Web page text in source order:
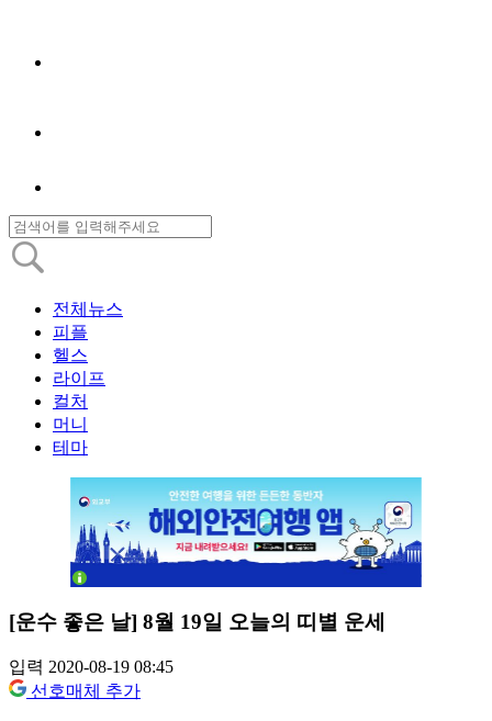
전체뉴스
피플
헬스
라이프
컬처
머니
테마
[운수 좋은 날] 8월 19일 오늘의 띠별 운세
입력 2020-08-19 08:45
선호매체 추가